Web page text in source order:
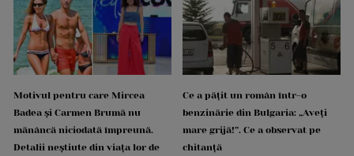
Motivul pentru care Mircea
Badea și Carmen Brumă nu
mănâncă niciodată împreună.
Detalii neștiute din viața lor de
Ce a pățit un român într-o
benzinărie din Bulgaria: „Aveți
mare grijă!”. Ce a observat pe
chitanță